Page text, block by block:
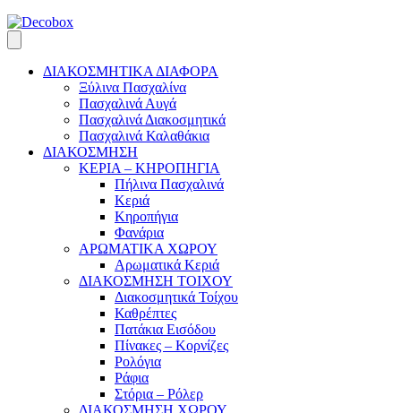
ΔΙΑΚΟΣΜΗΤΙΚΑ ΔΙΑΦΟΡΑ
Ξύλινα Πασχαλίνα
Πασχαλινά Αυγά
Πασχαλινά Διακοσμητικά
Πασχαλινά Καλαθάκια
ΔΙΑΚΟΣΜΗΣΗ
ΚΕΡΙΑ – ΚΗΡΟΠΗΓΙΑ
Πήλινα Πασχαλινά
Κεριά
Κηροπήγια
Φανάρια
ΑΡΩΜΑΤΙΚΑ ΧΩΡΟΥ
Αρωματικά Κεριά
ΔΙΑΚΟΣΜΗΣΗ ΤΟΙΧΟΥ
Διακοσμητικά Τοίχου
Καθρέπτες
Πατάκια Εισόδου
Πίνακες – Κορνίζες
Ρολόγια
Ράφια
Στόρια – Ρόλερ
ΔΙΑΚΟΣΜΗΣΗ ΧΩΡΟΥ